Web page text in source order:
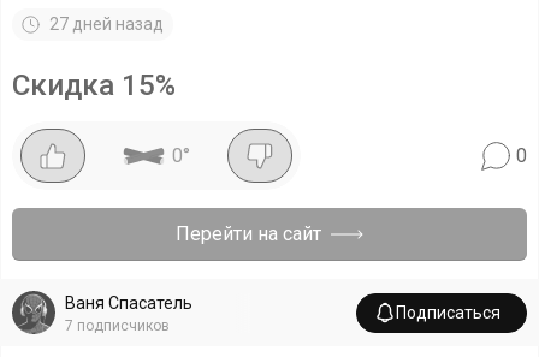
27 дней назад
Скидка 15%
0° 0
Перейти на сайт
Ваня Спасатель
7 подписчиков
Подписаться